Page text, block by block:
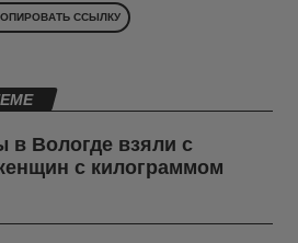
ССЫЛКУ
в Вологде взяли с
с килограммом